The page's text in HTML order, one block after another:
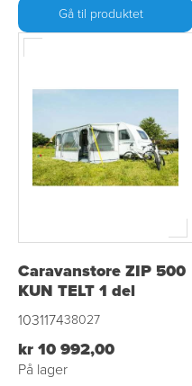
Gå til produktet
Caravanstore ZIP 500
KUN TELT 1 del
103117438027
kr 10 992,00
På lager